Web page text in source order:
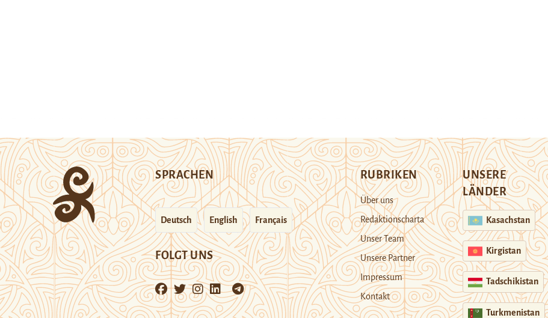
SPRACHEN
Deutsch English Français
FOLGT UNS
RUBRIKEN
Über uns
Redaktionscharta
Unser Team
Unsere Partner
Impressum
Kontakt
UNSERE
LÄNDER
Kasachstan
Kirgistan
Tadschikistan
Turkmenistan